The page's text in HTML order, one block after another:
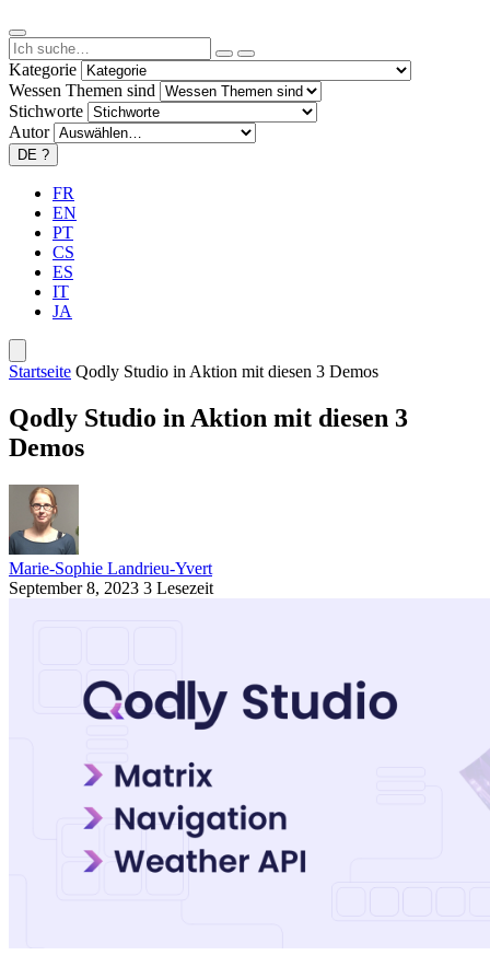
Kategorie
Wessen Themen sind
Stichworte
Autor
DE ?
FR
EN
PT
CS
ES
IT
JA
Startseite Qodly Studio in Aktion mit diesen 3 Demos
Qodly Studio in Aktion mit diesen 3
Demos
Marie-Sophie Landrieu-Yvert
September 8, 2023 3 Lesezeit